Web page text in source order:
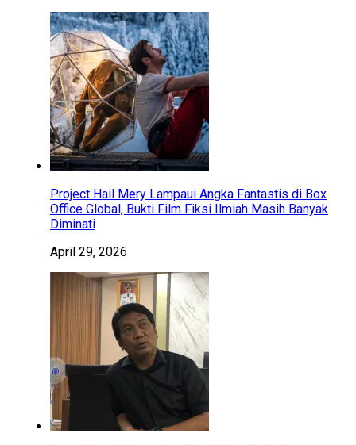
Project Hail Mery Lampaui Angka Fantastis di Box
Office Global, Bukti Film Fiksi Ilmiah Masih Banyak
Diminati
April 29, 2026